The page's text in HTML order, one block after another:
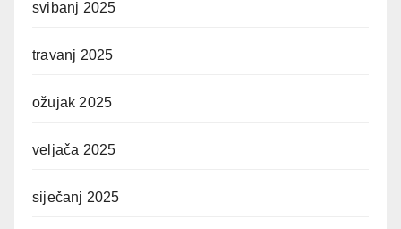
svibanj 2025
travanj 2025
ožujak 2025
veljača 2025
siječanj 2025